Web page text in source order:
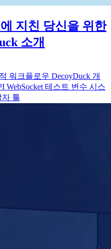
지친 당신을 위한
소개
워크플로우 DecoyDuck 개
WebSocket 테스트 변수 시스
자 툴